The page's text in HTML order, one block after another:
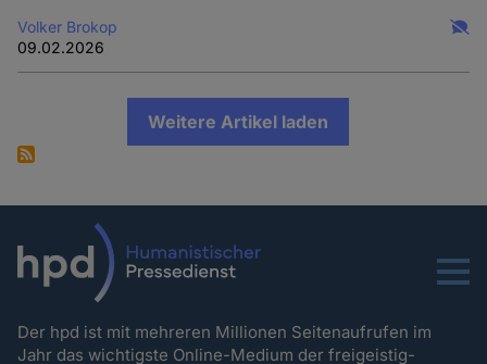
Volker Brokop
09.02.2026
Weitere Artikel laden
Menu
Der hpd ist mit mehreren Millionen Seitenaufrufen im
Jahr das wichtigste Online-Medium der freigeistig-